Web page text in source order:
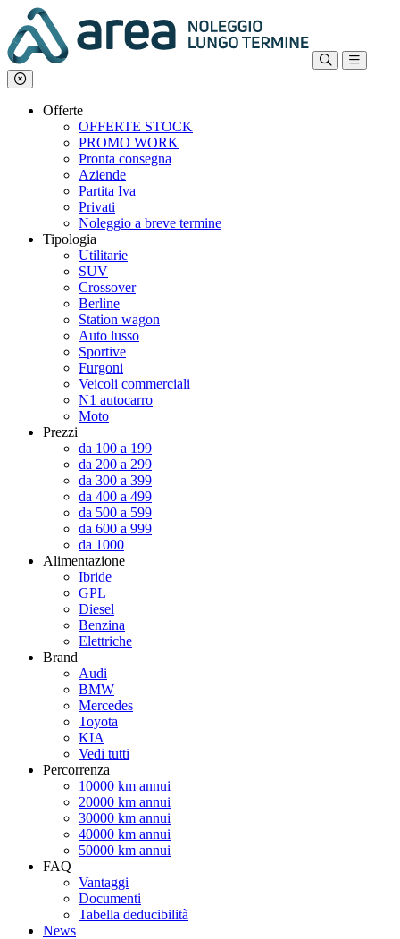
Offerte
OFFERTE STOCK
PROMO WORK
Pronta consegna
Aziende
Partita Iva
Privati
Noleggio a breve termine
Tipologia
Utilitarie
SUV
Crossover
Berline
Station wagon
Auto lusso
Sportive
Furgoni
Veicoli commerciali
N1 autocarro
Moto
Prezzi
da 100 a 199
da 200 a 299
da 300 a 399
da 400 a 499
da 500 a 599
da 600 a 999
da 1000
Alimentazione
Ibride
GPL
Diesel
Benzina
Elettriche
Brand
Audi
BMW
Mercedes
Toyota
KIA
Vedi tutti
Percorrenza
10000 km annui
20000 km annui
30000 km annui
40000 km annui
50000 km annui
FAQ
Vantaggi
Documenti
Tabella deducibilità
News